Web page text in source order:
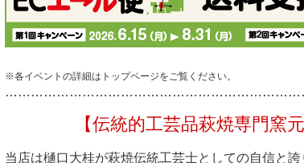
※各イベントの詳細はトップページをご覧ください。
【伝統的工芸品萩焼専門窯
当店は樋口大桂が萩焼伝統工芸士としての自信と